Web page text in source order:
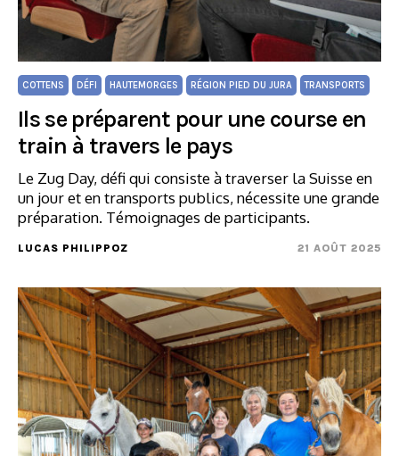
COTTENS DÉFI HAUTEMORGES RÉGION PIED DU JURA TRANSPORTS
Ils se préparent pour une course en
train à travers le pays
Le Zug Day, défi qui consiste à traverser la Suisse en
un jour et en transports publics, nécessite une grande
préparation. Témoignages de participants.
LUCAS PHILIPPOZ 21 AOÛT 2025